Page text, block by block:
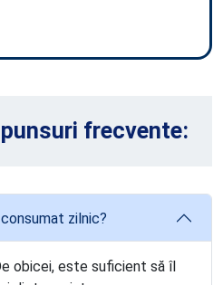
frecvente:
zilnic?
obicei, este suficient să îl